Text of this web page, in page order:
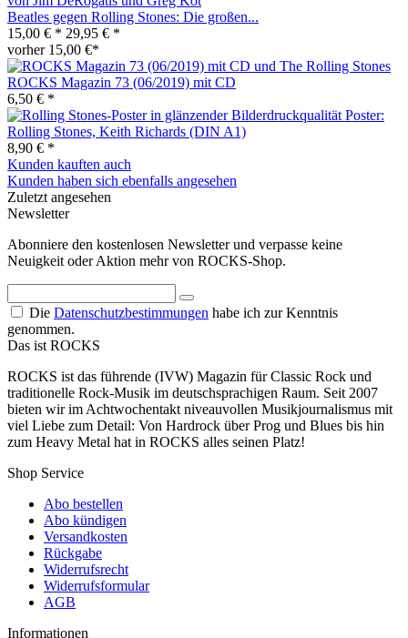
Beatles gegen Rolling Stones: Die großen...
15,00 € * 29,95 € *
vorher 15,00 €*
ROCKS Magazin 73 (06/2019) mit CD
6,50 € *
Poster:
Rolling Stones, Keith Richards (DIN A1)
8,90 € *
Kunden kauften auch
Kunden haben sich ebenfalls angesehen
Zuletzt angesehen
Newsletter
Abonniere den kostenlosen Newsletter und verpasse keine
Neuigkeit oder Aktion mehr von ROCKS-Shop.
Die Datenschutzbestimmungen habe ich zur Kenntnis
genommen.
Das ist ROCKS
ROCKS ist das führende (IVW) Magazin für Classic Rock und
traditionelle Rock-Musik im deutschsprachigen Raum. Seit 2007
bieten wir im Achtwochentakt niveauvollen Musikjournalismus mit
viel Liebe zum Detail: Von Hardrock über Prog und Blues bis hin
zum Heavy Metal hat in ROCKS alles seinen Platz!
Shop Service
Abo bestellen
Abo kündigen
Versandkosten
Rückgabe
Widerrufsrecht
Widerrufsformular
AGB
Informationen